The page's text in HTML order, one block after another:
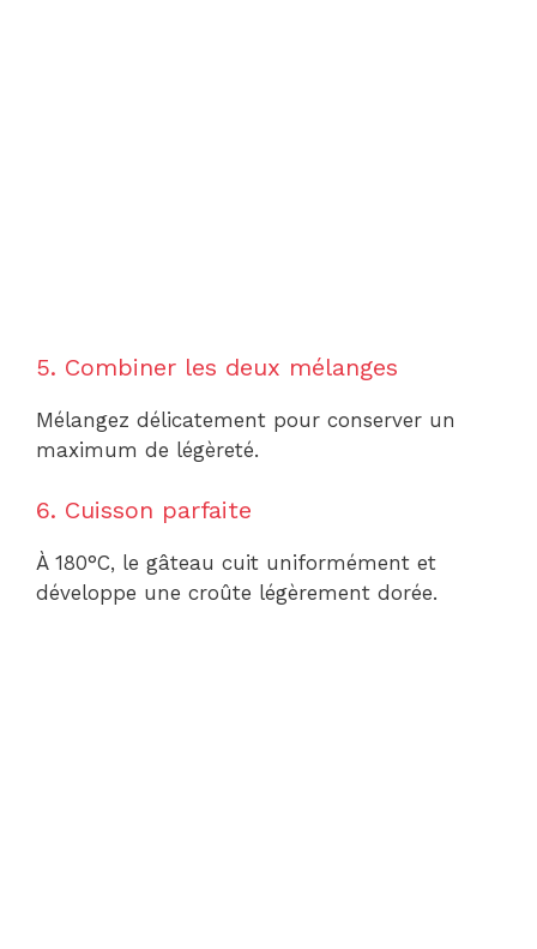
5. Combiner les deux mélanges
Mélangez délicatement pour conserver un
maximum de légèreté.
6. Cuisson parfaite
À 180°C, le gâteau cuit uniformément et
développe une croûte légèrement dorée.